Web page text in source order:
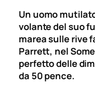
Un uomo
volante del suo
marea sulle rive
Parrett, nel
perfetto delle
da 50 pence.